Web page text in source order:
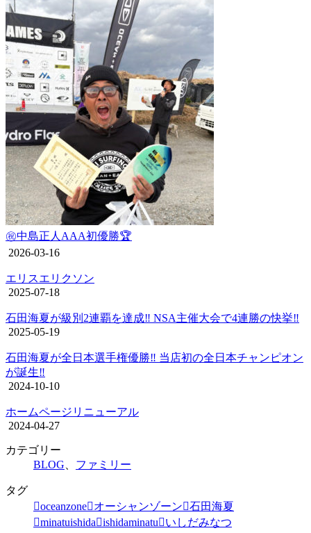
㊗️中島正人AAA初優勝🏆
2026-03-16
エリスエリクソン
2025-07-18
石田海夏が級別2連覇を達成‼︎ NSA主催大会で4連勝の快挙‼︎
2025-05-19
石田海夏が全日本選手権優勝‼︎ 当店初の全日本チャンピオン
が誕生‼︎
2024-10-10
ホームページリニューアル
2024-04-27
カテゴリー
BLOG
ファミリー
タグ
oceanzone
オーシャンゾーン
石田海夏
minatuishida
ishidaminatu いしだみなつ